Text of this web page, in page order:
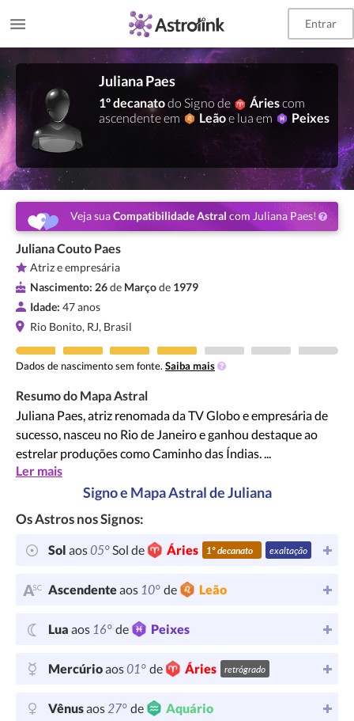
Entrar
Juliana Paes
1º decanatodo Signo de Áriescom
ascendente em
Leãoe lua em Peixes
Veja suaCompatibilidade Astral com Juliana Paes!
Juliana Couto Paes
Atriz e empresária
Nascimento: 26de Marçode 1979
Idade: 47 anos
Rio Bonito, RJ, Brasil
Dados de nascimento sem fonte. Saiba mais
Resumo do Mapa Astral
Juliana Paes, atriz renomada da TV Globo e empresária de
sucesso, nasceu no Rio de Janeiro e ganhou destaque ao
estrelar produções como Caminho das Índias. ...
Ler mais
Signo e Mapa Astral de Juliana
Os Astros nos Signos:
Sol aos05°Sol de Áries 1º decanato exaltação
Ascendenteaos 10° de Leão
Lua aos 16° de Peixes
Mercúrioaos01° de Áries retrógrado
Vênusaos27° de Aquário